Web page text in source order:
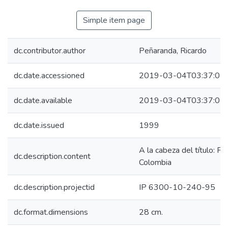
Simple item page
dc.contributor.author Peñaranda, Ricardo
dc.date.accessioned 2019-03-
dc.date.available 2019-03-
dc.date.issued 1999
dc.description.content
A la cabeza del título:
Colombia
dc.description.projectid IP 6300-10-240-95
dc.format.dimensions 28 cm.